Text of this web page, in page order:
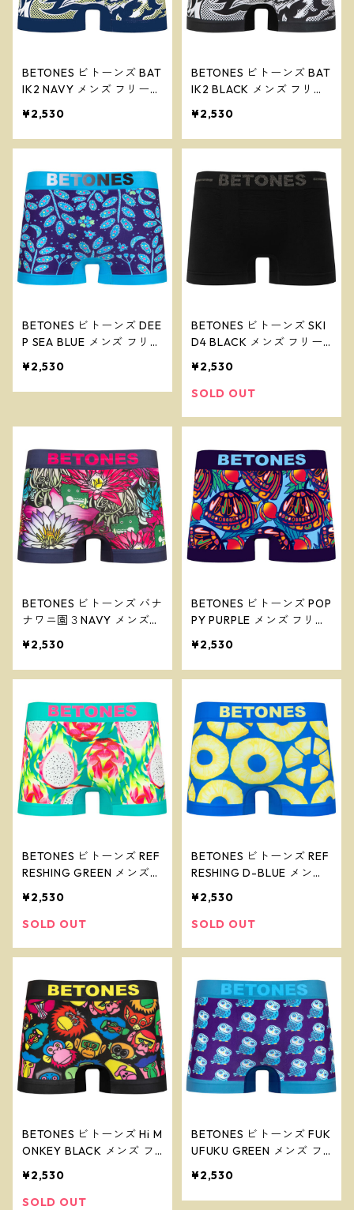
BETONES ビトーンズ BAT
IK2 NAVY メンズ フリーサ
コポスで送料無料※
¥2,530
BETONES ビトーンズ BAT
IK2 BLACK メンズ フリー
ネコポスで送料無料※
¥2,530
BETONES ビトーンズ DEE
P SEA BLUE メンズ フリー
ネコポスで送料無料※
¥2,530
BETONES ビトーンズ SKI
D4 BLACK メンズ フリー
ネコポスで送料無料※
¥2,530
SOLD OUT
BETONES ビトーンズ バナ
ナワニ園３NAVY メンズ
ンツ ※ネコポスで送料無
料※
¥2,530
BETONES ビトーンズ POP
PY PURPLE メンズ フリー
ネコポスで送料無料※
¥2,530
BETONES ビトーンズ REF
RESHING GREEN メンズ
ンツ ※ネコポスで送料無
料※
¥2,530
SOLD OUT
BETONES ビトーンズ REF
RESHING D-BLUE メンズ
ンツ ※ネコポスで送料無
料※
¥2,530
SOLD OUT
BETONES ビトーンズ Hi M
ONKEY BLACK メンズ フ
ツ ※ネコポスで送料無料
※
¥2,530
SOLD OUT
BETONES ビトーンズ FUK
UFUKU GREEN メンズ フ
ツ ※ネコポスで送料無料
※
¥2,530